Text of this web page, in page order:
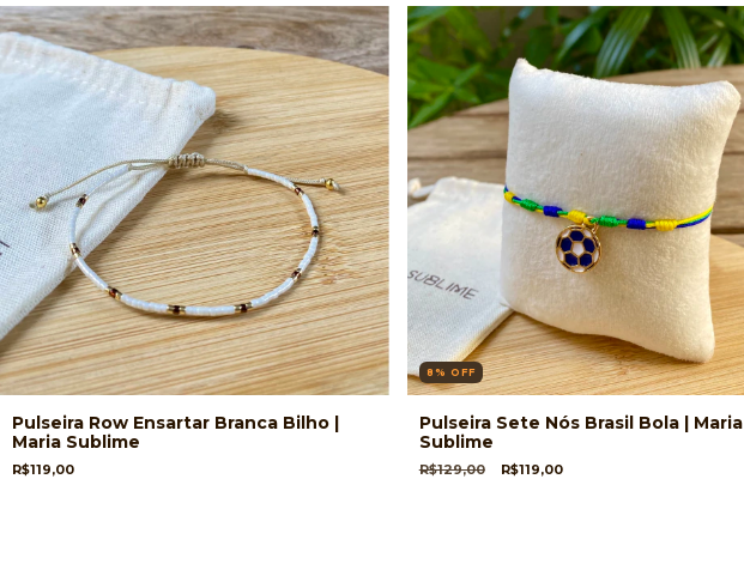
Pulseira Row Ensartar Branca Bilho |
Maria Sublime
R$119,00
8 % OFF
Pulseira Sete Nós Brasil Bola | Maria
Sublime
R$129,00 R$119,00